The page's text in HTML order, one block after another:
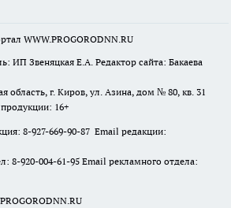
WWW.PROGORODNN.RU
ИП Звеняцкая Е.А. Редактор сайта: Бакаева
область, г. Киров, ул. Азина, дом № 80, кв. 31
16+
8-927-669-90-87 Email редакции:
8-920-004-61-95 Email рекламного отдела: